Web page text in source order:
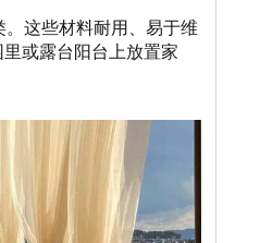
这些材料耐用、易于维
或露台阳台上放置家